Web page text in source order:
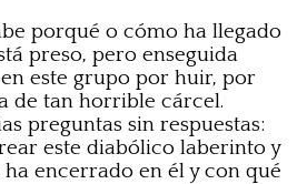
porqué o cómo ha llegado
preso, pero enseguida
este grupo por huir, por
de tan horrible cárcel.
preguntas sin respuestas:
este diabólico laberinto y
encerrado en él y con qué